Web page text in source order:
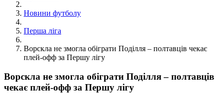
Новини футболу
Перша ліга
Ворскла не змогла обіграти Поділля – полтавців чекає
плей-офф за Першу лігу
Ворскла не змогла обіграти Поділля – полтавців
чекає плей-офф за Першу лігу